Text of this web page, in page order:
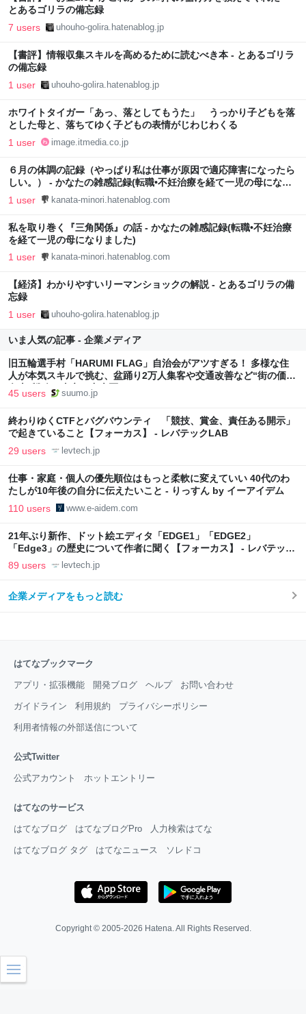
とあるゴリラの備忘録
7 users uhouho-golira.hatenablog.jp
【書評】情報収集スキルを高めるために読むべき本 - とあるゴリラ
の備忘録
1 user uhouho-golira.hatenablog.jp
ホワイトタイガー「あっ、落としてもうた」 うっかり子どもを落
とした母と、落ちてゆく子どもの表情がじわじわくる
1 user image.itmedia.co.jp
６月の体調の記録（やっぱり私は仕事が原因で適応障害になったら
しい。） - かなたの雑感記録(転職•不妊治療を経て一児の母になり
ました)
1 user kanata-minori.hatenablog.com
私を取り巻く『三角関係』の話 - かなたの雑感記録(転職•不妊治療
を経て一児の母になりました)
1 user kanata-minori.hatenablog.com
【経済】わかりやすいリーマンショックの解説 - とあるゴリラの備
忘録
1 user uhouho-golira.hatenablog.jp
いま人気の記事 - 企業メディア
旧五輪選手村「HARUMI FLAG」自治会がアツすぎる！ 多様な住
人が本気スキルで挑む、盆踊り2万人集客や交通改善など“街の価値
向上”戦略 東京・中央区
45 users suumo.jp
終わりゆくCTFとバグバウンティ 「競技、賞金、責任ある開示」
で起きていること【フォーカス】 - レバテックLAB
29 users levtech.jp
仕事・家庭・個人の優先順位はもっと柔軟に変えていい 40代のわ
たしが10年後の自分に伝えたいこと - りっすん by イーアイデム
110 users www.e-aidem.com
21年ぶり新作、ドット絵エディタ「EDGE1」「EDGE2」
「Edge3」の歴史について作者に聞く【フォーカス】 - レバテック
LAB
89 users levtech.jp
企業メディアをもっと読む
はてなブックマーク
アプリ・拡張機能 開発ブログ ヘルプ お問い合わせ
ガイドライン 利用規約 プライバシーポリシー
利用者情報の外部送信について
公式Twitter
公式アカウント ホットエントリー
はてなのサービス
はてなブログ はてなブログPro 人力検索はてな
はてなブログ タグ はてなニュース ソレドコ
Copyright © 2005-2026 Hatena. All Rights Reserved.